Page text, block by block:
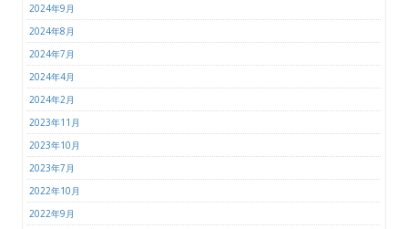
2024年9月
2024年8月
2024年7月
2024年4月
2024年2月
2023年11月
2023年10月
2023年7月
2022年10月
2022年9月